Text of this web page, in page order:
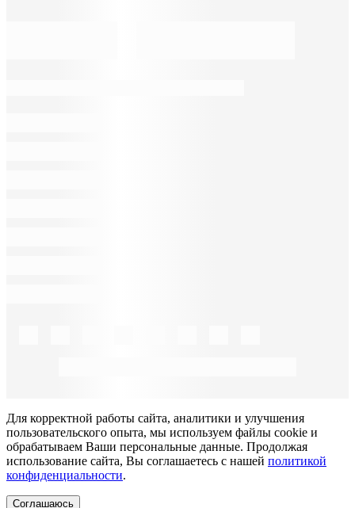
Для корректной работы сайта, аналитики и улучшения
пользовательского опыта, мы используем файлы cookie и
обрабатываем Ваши персональные данные. Продолжая
использование сайта, Вы соглашаетесь с нашей политикой
конфиденциальности.
Соглашаюсь